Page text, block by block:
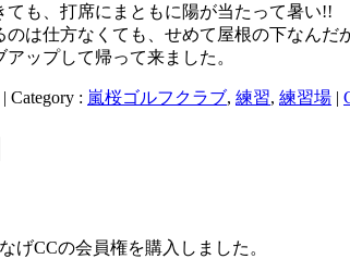
ても、打席にまともに陽が当たって暑い!!
は仕方なくても、せめて屋根の下なんだ
ップして帰って来ました。
| Category : 嵐桜ゴルフクラブ, 練習, 練習場 |
げCCの会員権を購入しました。